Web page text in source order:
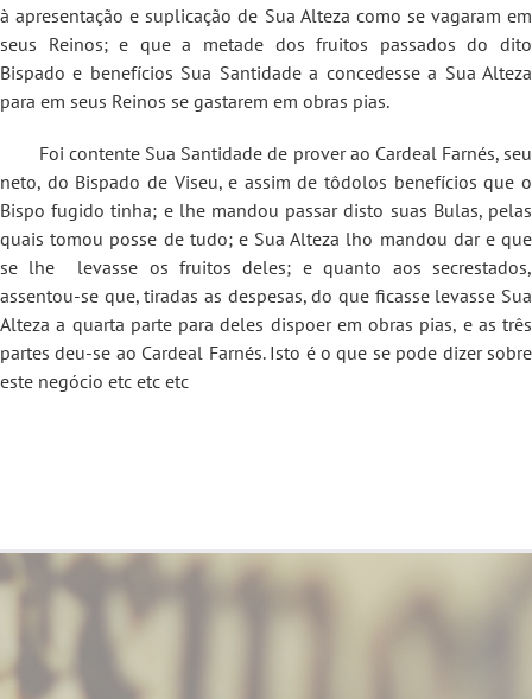
à apresentação e suplicação de Sua Alteza como se vagaram em
seus Reinos; e que a metade dos fruitos passados do dito
Bispado e benefícios Sua Santidade a concedesse a Sua Alteza
para em seus Reinos se gastarem em obras pias.
Foi contente Sua Santidade de prover ao Cardeal Farnés, seu
neto, do Bispado de Viseu, e assim de tôdolos benefícios que o
Bispo fugido tinha; e lhe mandou passar disto suas Bulas, pelas
quais tomou posse de tudo; e Sua Alteza lho mandou dar e que
se lhe levasse os fruitos deles; e quanto aos secrestados,
assentou-se que, tiradas as despesas, do que ficasse levasse Sua
Alteza a quarta parte para deles dispoer em obras pias, e as três
partes deu-se ao Cardeal Farnés. Isto é o que se pode dizer sobre
este negócio etc etc etc